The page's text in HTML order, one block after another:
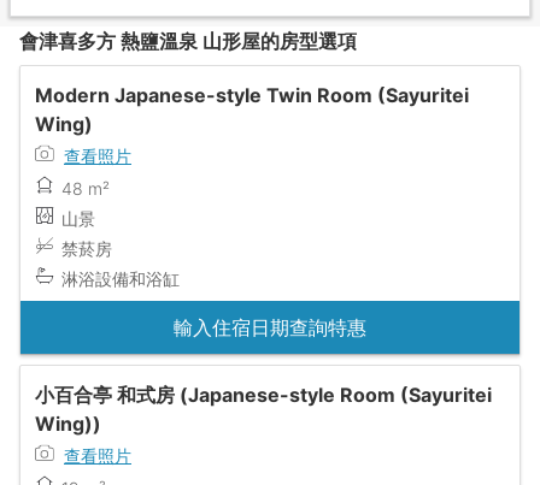
會津喜多方 熱鹽溫泉 山形屋的房型選項
Modern Japanese-style Twin Room (Sayuritei
Wing)
查看照片
48 m²
山景
禁菸房
淋浴設備和浴缸
輸入住宿日期查詢特惠
小百合亭 和式房 (Japanese-style Room (Sayuritei
Wing))
查看照片